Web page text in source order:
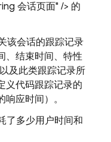
会话页面" /> 的
该会话的跟踪记录
、结束时间、特性
及此类跟踪记录所
义代码跟踪记录的
应时间）。
了多少用户时间和